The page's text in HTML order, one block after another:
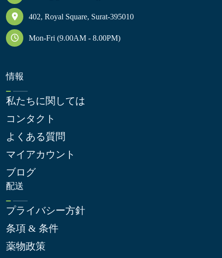
402, Royal Square, Surat-395010
Mon-Fri (9.00AM - 8.00PM)
情報
私たちに関しては
コンタクト
よくある質問
マイアカウント
ブログ
配送
プライバシー方針
条項 & 条件
薬物政策